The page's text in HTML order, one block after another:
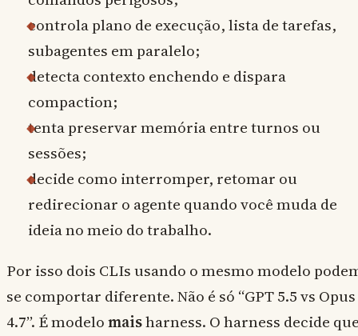
controla plano de execução, lista de tarefas,
subagentes em paralelo;
detecta contexto enchendo e dispara
compaction;
tenta preservar memória entre turnos ou
sessões;
decide como interromper, retomar ou
redirecionar o agente quando você muda de
ideia no meio do trabalho.
Por isso dois CLIs usando o mesmo modelo
se comportar diferente. Não é só “GPT 5.5 vs Opus
4.7”. É modelomaisharness. O harness decide